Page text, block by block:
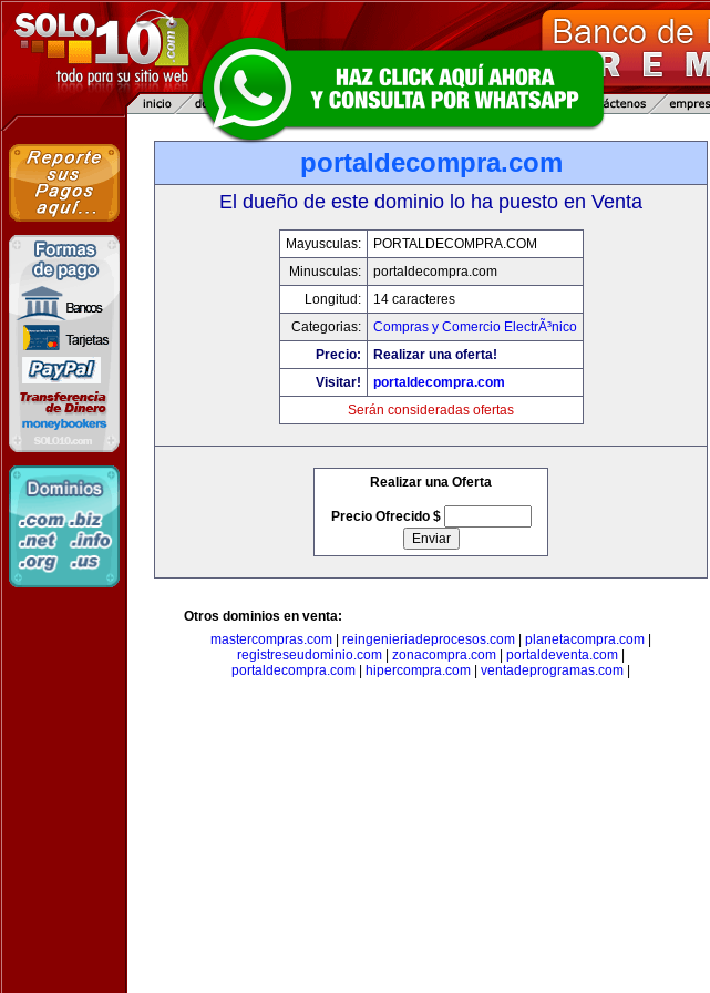
portaldecompra.com
El dueño de este dominio lo ha puesto en Venta
Mayusculas:
PORTALDECOMPRA.COM
Minusculas:
portaldecompra.com
Longitud:
14 caracteres
Categorias:
Compras y Comercio ElectrÃ³nico
Precio:
Realizar una oferta!
Visitar!
portaldecompra.com
Serán consideradas ofertas
Realizar una Oferta
Precio Ofrecido $
Otros dominios en venta:
mastercompras.com
reingenieriadeprocesos.com planetacompra.com
registreseudominio.com
zonacompra.com portaldeventa.com
portaldecompra.com
hipercompra.com ventadeprogramas.com